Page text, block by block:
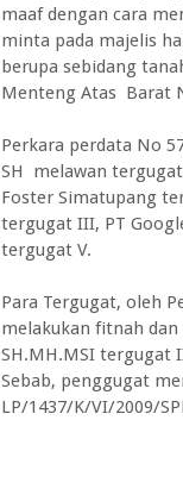
maaf dengan cara
minta pada majelis
berupa sebidang
Menteng Atas Barat
Perkara perdata No
SH melawan
Foster Simatupang
tergugat III, PT
tergugat V.
Para Tergugat, oleh
melakukan fitnah
SH.MH.MSI tergugat
Sebab, penggugat
LP/1437/K/VI/2009/